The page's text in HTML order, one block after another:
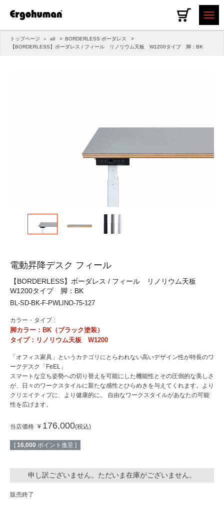
トップページ all
BORDERLESS ボーダレス
【BORDERLESS】ボーダレス / フィール リノリウム天板 W1200タイプ 脚：BK
電動昇降デスク フィール
【BORDERLESS】ボーダレス / フィール リノリウム天板
W1200タイプ 脚：BK
BL-SD-BK-F-PWLINO-75-127
カラー・タイプ :
脚カラー：BK（ブラック塗装）
タイプ：リノリウム天板 W1200
「オフィス家具」というカテゴリにとらわれない高いデザイン性が特長のワ
ークデスク「FeEL」
スマートな立ち姿勢への切り替えを可能にした機能性とその圧倒的な美しさ
が、日々のワークスタイルに新たな感性とひらめきを与えてくれます。より
クリエイティブに、より健康的に。 自由なワークスタイルがあなたの可能
性を広げます。
当店価格 ¥ 176,000 税込
[ 16,000 ポイント進呈 ]
申し訳ございません。ただいま在庫がございません。
販売終了